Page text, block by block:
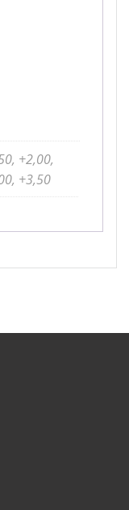
+2,00,
+3,50